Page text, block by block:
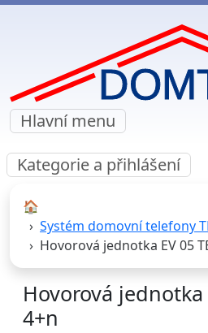
Hlavní menu
Kategorie a přihlášení
🏠︎
Systém domovní telefony
Hovorová jednotka EV 05
Hovorová jednotka
4+n